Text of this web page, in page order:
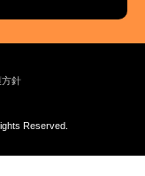
針
Reserved.